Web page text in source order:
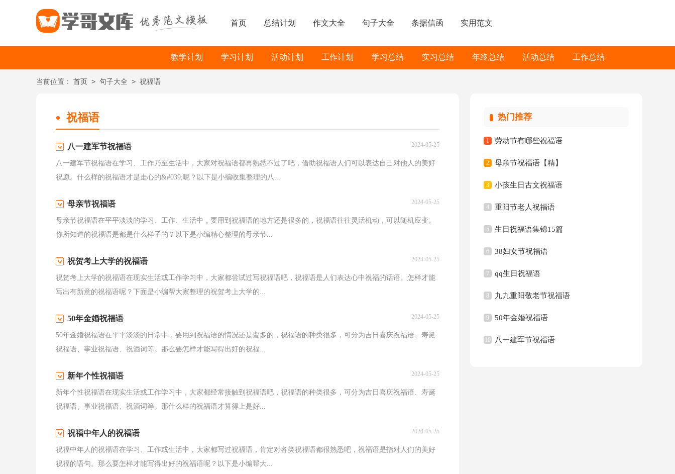
首页 总结计划 作文大全 句子大全 条据信函 实用范文
工作总结
活动总结
年终总结
实习总结
学习总结
工作计划
活动计划
学习计划
教学计划
当前位置： 首页 > 句子大全 > 祝福语
祝福语
八一建军节祝福语 2024-05-25
八一建军节祝福语在学习、工作乃至生活中，大家对祝福语都再熟悉不过了吧，借助祝福语人们可以表达自己对他人的美好
祝愿。什么样的祝福语才是走心的&#039;呢？以下是小编收集整理的八...
母亲节祝福语 2024-05-25
母亲节祝福语在平平淡淡的学习、工作、生活中，要用到祝福语的地方还是很多的，祝福语往往灵活机动，可以随机应变。
你所知道的祝福语是都是什么样子的？以下是小编精心整理的母亲节...
祝贺考上大学的祝福语 2024-05-25
祝贺考上大学的祝福语在现实生活或工作学习中，大家都尝试过写祝福语吧，祝福语是人们表达心中祝福的话语。怎样才能
写出有新意的祝福语呢？下面是小编帮大家整理的祝贺考上大学的...
50年金婚祝福语 2024-05-25
50年金婚祝福语在平平淡淡的日常中，要用到祝福语的情况还是蛮多的，祝福语的种类很多，可分为吉日喜庆祝福语、寿诞
祝福语、事业祝福语、祝酒词等。那么要怎样才能写得出好的祝福...
新年个性祝福语 2024-05-25
新年个性祝福语在现实生活或工作学习中，大家都经常接触到祝福语吧，祝福语的种类很多，可分为吉日喜庆祝福语、寿诞
祝福语、事业祝福语、祝酒词等。那什么样的祝福语才算得上是好...
祝福中年人的祝福语 2024-05-25
祝福中年人的祝福语在学习、工作或生活中，大家都写过祝福语，肯定对各类祝福语都很熟悉吧，祝福语是指对人们的美好
祝福的语句。那么要怎样才能写得出好的祝福语呢？以下是小编帮大...
热门推荐
1 劳动节有哪些祝福语
2 母亲节祝福语【精】
3 小孩生日古文祝福语
4 重阳节老人祝福语
5 生日祝福语集锦15篇
6 38妇女节祝福语
7 qq生日祝福语
8 九九重阳敬老节祝福语
9 50年金婚祝福语
10 八一建军节祝福语